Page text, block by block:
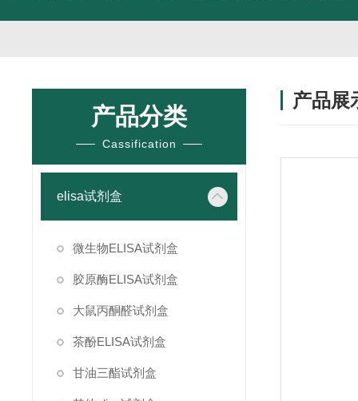
产品分类
Cassification
elisa试剂盒
微生物ELISA试剂盒
胶原酶ELISA试剂盒
大鼠丙酮醛试剂盒
茶酚ELISA试剂盒
甘油三酯试剂盒
产品展